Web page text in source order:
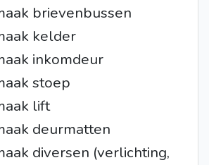
brievenbussen
kelder
inkomdeur
stoep
lift
deurmatten
diversen (verlichting,